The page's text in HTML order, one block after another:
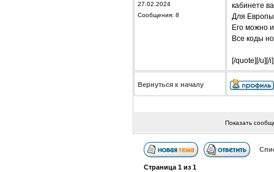
27.02.2024
Сообщения: 8
кабинете
Для
Его можно
Все коды
[/quote][/u][/
Вернуться к началу
Показать
Страница 1из 1